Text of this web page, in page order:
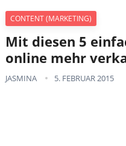
CONTENT (MARKETING)
Mit diesen 5
online mehr
JASMINA 5. FEBRUAR 2015